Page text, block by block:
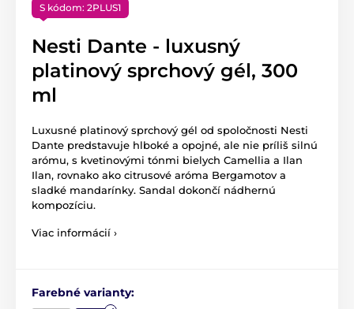
S kódom: 2PLUS1
Nesti Dante - luxusný
platinový sprchový gél, 300
ml
Luxusné platinový sprchový gél od spoločnosti Nesti
Dante predstavuje hlboké a opojné, ale nie príliš silnú
arómu, s kvetinovými tónmi bielych Camellia a Ilan
Ilan, rovnako ako citrusové aróma Bergamotov a
sladké mandarínky. Sandal dokončí nádhernú
kompozíciu.
Viac informácií ›
Farebné varianty: